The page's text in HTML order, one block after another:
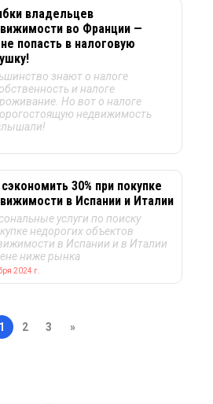
владельцев
во Франции —
попасть в налоговую
знают о налоге
и налоге
Но вот о налоге
недвижимость
30% при покупке
в Испании и Италии
услуги по поиску
недорогих объектов
в Испании и в Италии
ниже рынка
2024 г.
1 2 3 »